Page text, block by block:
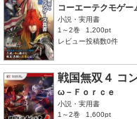
コーエーテクモゲー
小説・実用書
1～2巻
1,200pt
レビュー投稿数0件
戦国無双４ コ
ω－Ｆｏｒｃｅ
小説・実用書
1～2巻
1,600pt